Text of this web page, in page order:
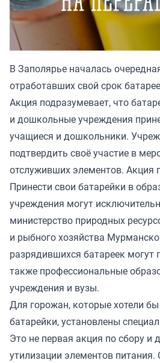
В Заполярье началась
отработавших свой срок
Акция подразумевает, что
и дошкольные учреждения
учащиеся и дошкольники.
подтвердить своё участие в
отслуживших элементов. Акция
Принести свои батарейки в
учреждения могут
министерство природных
и рыбного хозяйства
разрядившихся батареек могут
также профессиональные
учреждения и вузы.
Для горожан, которые хотели
батарейки,установлены
Это не первая акция по сбору и
утилизации элементов питания.